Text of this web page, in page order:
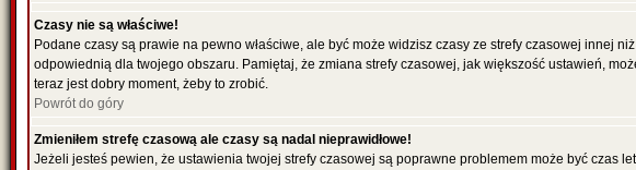
Czasy nie są właściwe!
Podane czasy są prawie na pewno właściwe, ale być może widzisz czasy ze strefy czasowej innej
odpowiednią dla twojego obszaru. Pamiętaj, że zmiana strefy czasowej, jak większość ustawień,
teraz jest dobry moment, żeby to zrobić.
Powrót do góry
Zmieniłem strefę czasową ale czasy są nadal nieprawidłowe!
Jeżeli jesteś pewien, że ustawienia twojej strefy czasowej są poprawne problemem może być czas